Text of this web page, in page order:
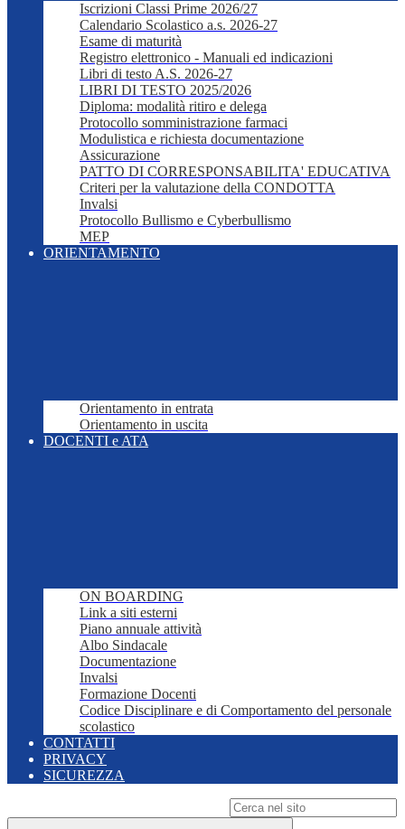
Iscrizioni Classi Prime 2026/27
Calendario Scolastico a.s. 2026-27
Esame di maturità
Registro elettronico - Manuali ed indicazioni
Libri di testo A.S. 2026-27
LIBRI DI TESTO 2025/2026
Diploma: modalità ritiro e delega
Protocollo somministrazione farmaci
Modulistica e richiesta documentazione
Assicurazione
PATTO DI CORRESPONSABILITA' EDUCATIVA
Criteri per la valutazione della CONDOTTA
Invalsi
Protocollo Bullismo e Cyberbullismo
MEP
ORIENTAMENTO
Orientamento in entrata
Orientamento in uscita
DOCENTI e ATA
ON BOARDING
Link a siti esterni
Piano annuale attività
Albo Sindacale
Documentazione
Invalsi
Formazione Docenti
Codice Disciplinare e di Comportamento del personale
scolastico
CONTATTI
PRIVACY
SICUREZZA